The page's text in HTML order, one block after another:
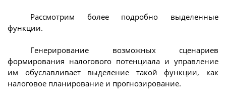
Рассмотрим более подробно выделенные
функции.
Генерирование возможных сценариев
формирования налогового потенциала и управление
им обуславливает выделение такой функции, как
налоговое планирование и прогнозирование.